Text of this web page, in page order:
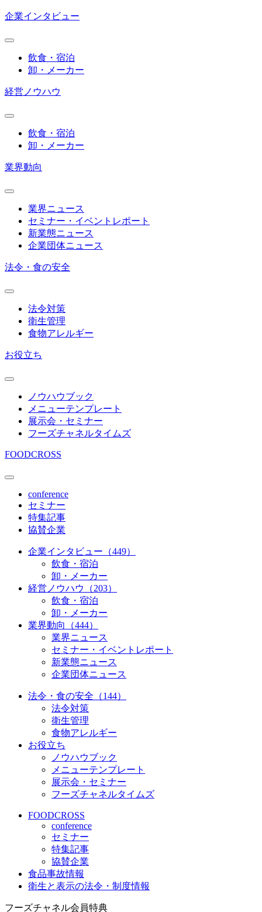
企業インタビュー
飲食・宿泊
卸・メーカー
経営ノウハウ
飲食・宿泊
卸・メーカー
業界動向
業界ニュース
セミナー・イベントレポート
新業態ニュース
企業団体ニュース
法令・食の安全
法令対策
衛生管理
食物アレルギー
お役立ち
ノウハウブック
メニューテンプレート
展示会・セミナー
フーズチャネルタイムズ
FOODCROSS
conference
セミナー
特集記事
協賛企業
企業インタビュー（449）
飲食・宿泊
卸・メーカー
経営ノウハウ（203）
飲食・宿泊
卸・メーカー
業界動向（444）
業界ニュース
セミナー・イベントレポート
新業態ニュース
企業団体ニュース
法令・食の安全（144）
法令対策
衛生管理
食物アレルギー
お役立ち
ノウハウブック
メニューテンプレート
展示会・セミナー
フーズチャネルタイムズ
FOODCROSS
conference
セミナー
特集記事
協賛企業
食品事故情報
衛生と表示の法令・制度情報
フーズチャネル会員特典